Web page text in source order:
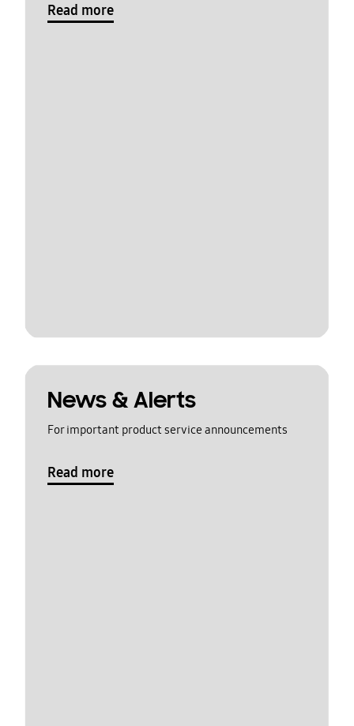
Read more
News & Alerts
For important product service announcements
Read more